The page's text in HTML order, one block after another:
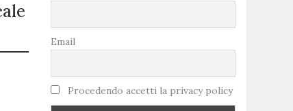
Email
Procedendo accetti la privacy policy